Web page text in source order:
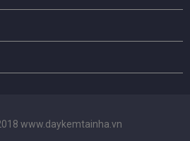
www.daykemtainha.vn